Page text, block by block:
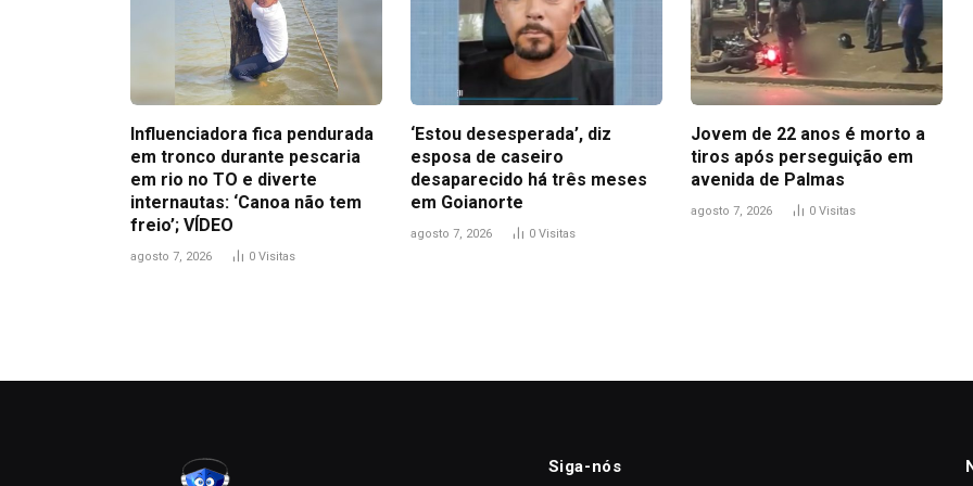
Influenciadora fica pendurada
em tronco durante pescaria
em rio no TO e diverte
internautas: ‘Canoa não tem
freio’; VÍDEO
agosto 7, 2026 0 Visitas
‘Estou desesperada’, diz
esposa de caseiro
desaparecido há três meses
em Goianorte
agosto 7, 2026 0 Visitas
Jovem de 22 anos é morto a
tiros após perseguição em
avenida de Palmas
agosto 7, 2026 0 Visitas
Siga-nós